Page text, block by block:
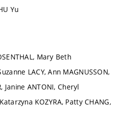
Yu
Mary Beth
LACY, Ann MAGNUSSON,
Janine ANTONI, Cheryl
KOZYRA, Patty CHANG,